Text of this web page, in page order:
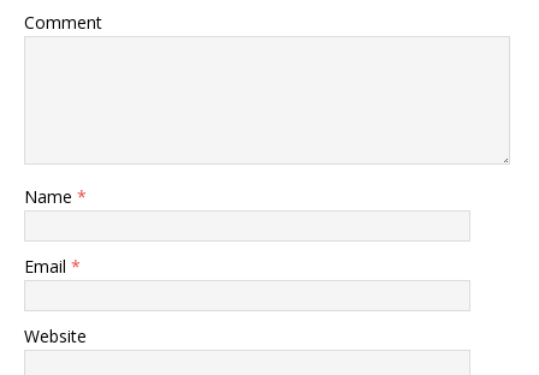
Comment
Name *
Email *
Website